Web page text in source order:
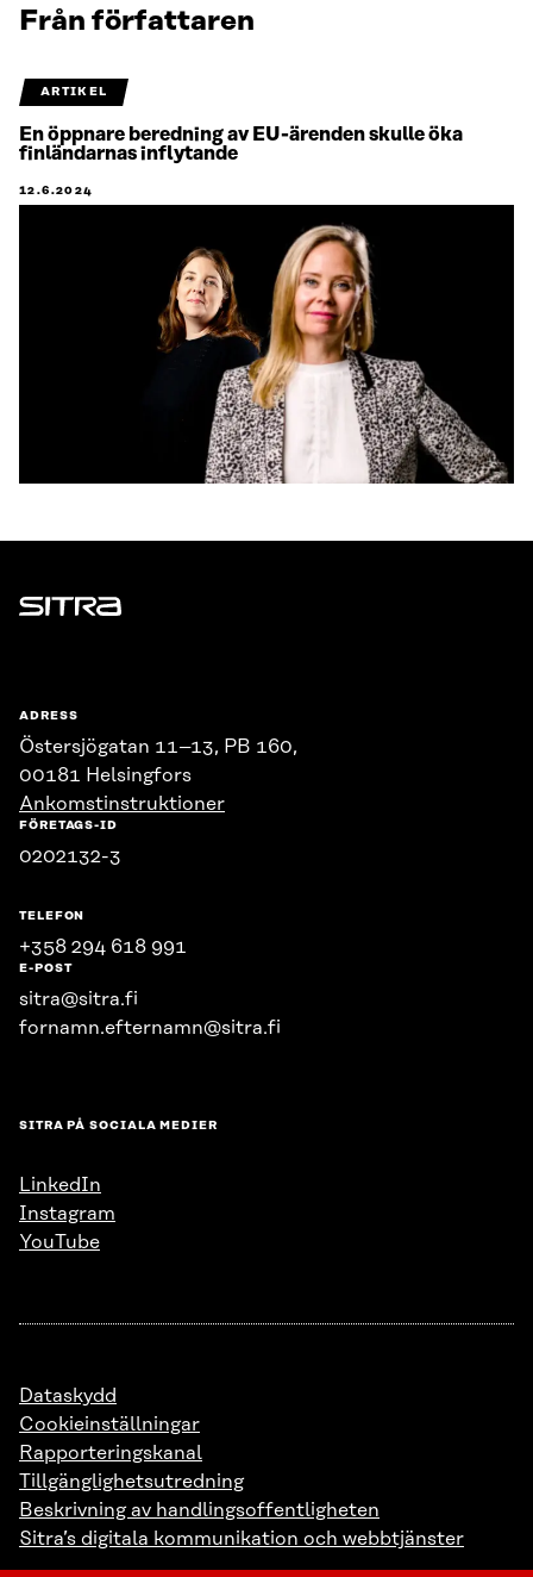
Från författaren
ARTIKEL
En öppnare beredning av EU-ärenden skulle öka
finländarnas inflytande
12.6.2024
Sitra
ADRESS
Östersjögatan 11–13, PB 160,
00181 Helsingfors
Ankomstinstruktioner
FÖRETAGS-ID
0202132-3
TELEFON
+358 294 618 991
E-POST
sitra@sitra.fi
fornamn.efternamn@sitra.fi
SITRA PÅ SOCIALA MEDIER
LinkedIn
Instagram
YouTube
Dataskydd
Cookieinställningar
Rapporteringskanal
Tillgänglighetsutredning
Beskrivning av handlingsoffentligheten
Sitra’s digitala kommunikation och webbtjänster